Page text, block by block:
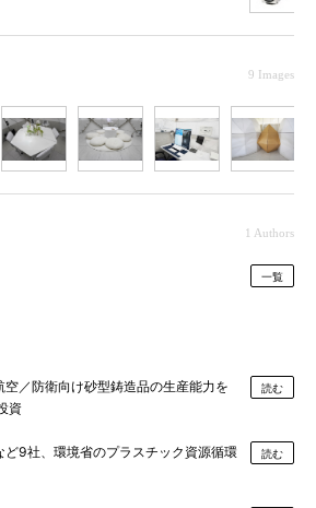
9 Images
1 Authors
一覧
空／防衛向け砂型鋳造品の生産能力を
資
読む
ど9社、環境省のプラスチック資源循環
読む